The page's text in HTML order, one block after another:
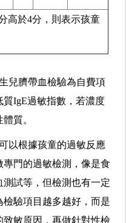
高於4分，則表示孩童
兒臍帶血檢驗為自費項
質IgE過敏指數，若濃度
質。
以根據孩童的過敏反應
門的過敏檢測，像是食
試等，但檢測也有一定
驗項目越多越好，而是
敏原因，再做針對性檢